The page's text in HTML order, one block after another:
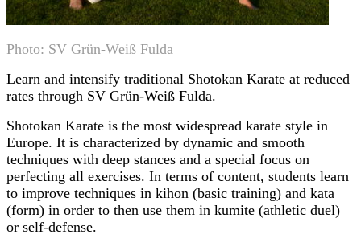
Photo: SV Grün-Weiß Fulda
Learn and intensify traditional Shotokan Karate at reduced
rates through SV Grün-Weiß Fulda.
Shotokan Karate is the most widespread karate style in
Europe. It is characterized by dynamic and smooth
techniques with deep stances and a special focus on
perfecting all exercises. In terms of content, students learn
to improve techniques in kihon (basic training) and kata
(form) in order to then use them in kumite (athletic duel)
or self-defense.